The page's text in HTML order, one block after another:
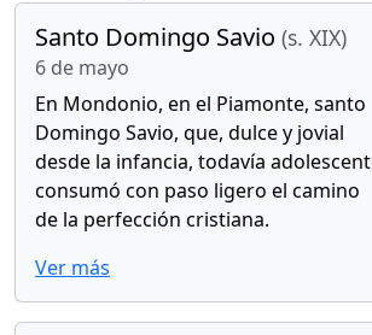
Santo Domingo Savio (s. XIX)
6 de mayo
En Mondonio, en el Piamonte, santo
Domingo Savio, que, dulce y jovial
desde la infancia, todavía
consumó con paso ligero el camino
de la perfección cristiana.
Ver más